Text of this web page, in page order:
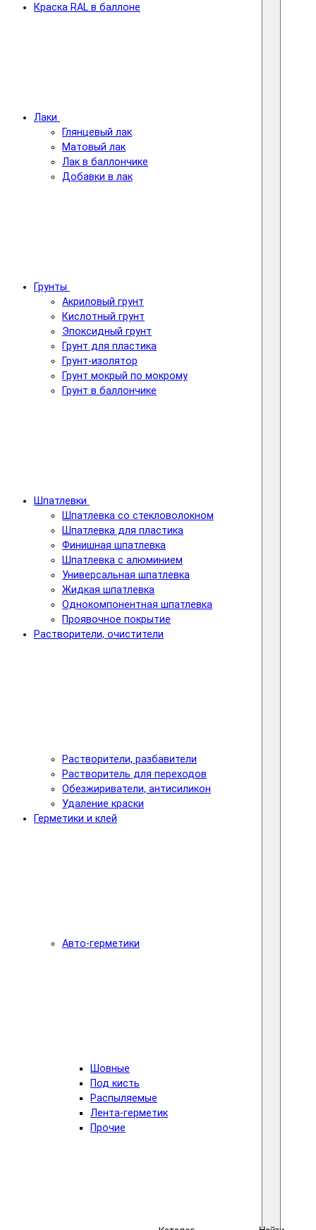
Краска RAL в баллоне
Лаки
Глянцевый лак
Матовый лак
Лак в баллончике
Добавки в лак
Грунты
Акриловый грунт
Кислотный грунт
Эпоксидный грунт
Грунт для пластика
Грунт-изолятор
Грунт мокрый по мокрому
Грунт в баллончике
Шпатлевки
Шпатлевка со стекловолокном
Шпатлевка для пластика
Финишная шпатлевка
Шпатлевка с алюминием
Универсальная шпатлевка
Жидкая шпатлевка
Однокомпонентная шпатлевка
Проявочное покрытие
Растворители, очистители
Растворители, разбавители
Растворитель для переходов
Обезжириватели, антисиликон
Удаление краски
Герметики и клей
Авто-герметики
Шовные
Под кисть
Распыляемые
Лента-герметик
Прочие